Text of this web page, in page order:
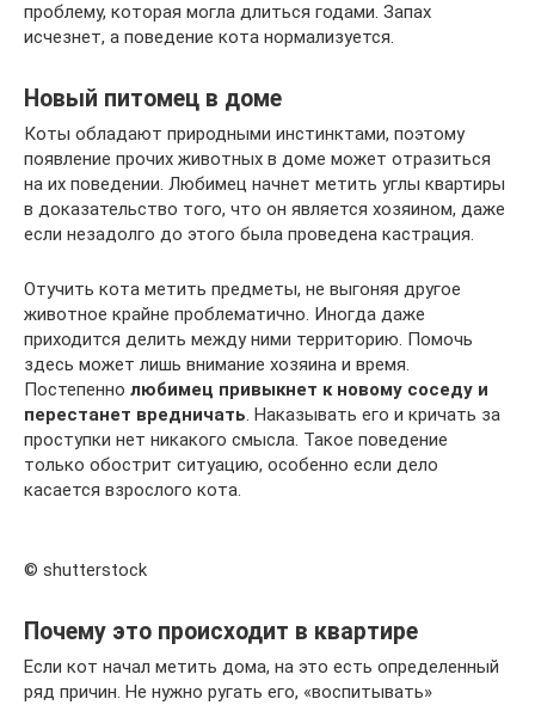
проблему, которая могла длиться годами. Запах
исчезнет, а поведение кота нормализуется.
Новый питомец в доме
Коты обладают природными инстинктами, поэтому
появление прочих животных в доме может отразиться
на их поведении. Любимец начнет метить углы квартиры
в доказательство того, что он является хозяином, даже
если незадолго до этого была проведена кастрация.
Отучить кота метить предметы, не выгоняя другое
животное крайне проблематично. Иногда даже
приходится делить между ними территорию. Помочь
здесь может лишь внимание хозяина и время.
Постепенно любимец привыкнет к новому соседу и
перестанет вредничать. Наказывать его и кричать за
проступки нет никакого смысла. Такое поведение
только обострит ситуацию, особенно если дело
касается взрослого кота.
© shutterstock
Почему это происходит в квартире
Если кот начал метить дома, на это есть определенный
ряд причин. Не нужно ругать его, «воспитывать»